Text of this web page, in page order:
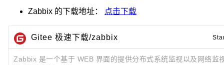
Zabbix 的下载地址： 点击下载
Gitee 极速下载/zabbix
Zabbix 是一个基于 WEB 界面的提供分布式系统监视以及网络监